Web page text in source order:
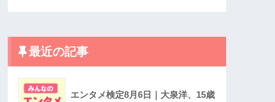
最近の記事
エンタメ検定8月6日｜大泉洋、15歳